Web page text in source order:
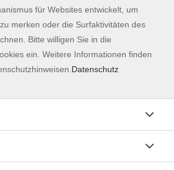
Kontaktformular
Impressum
AGB
Datenschutzerklärung
für Websites entwickelt, um
merken oder die Surfaktivitäten des
Bitte willigen Sie in die
ein. Weitere Informationen finden
Datenschutz